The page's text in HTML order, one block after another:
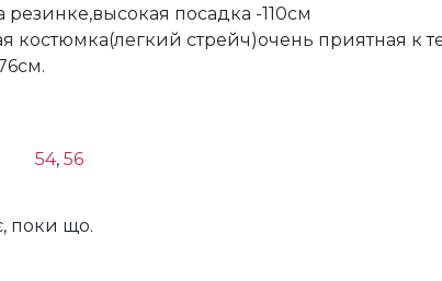
посадка -110см
костюмка(легкий стрейч)очень приятная к
54, 56
поки що.